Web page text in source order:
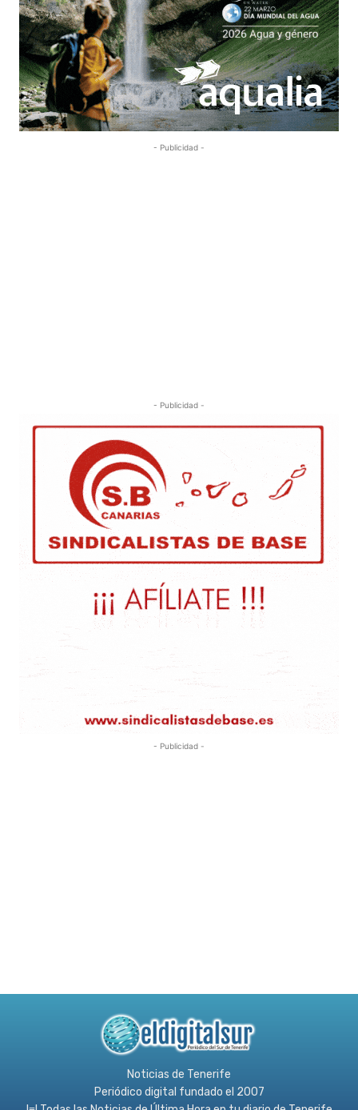
- Publicidad -
- Publicidad -
- Publicidad -
Noticias de Tenerife
Periódico digital fundado el 2007